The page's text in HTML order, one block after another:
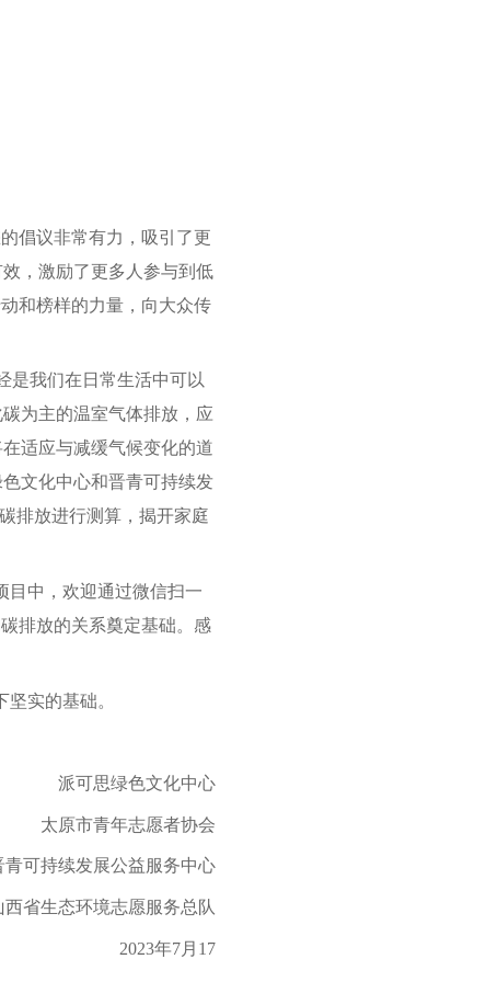
倡议非常有力，吸引了更
，激励了更多人参与到低
和榜样的力量，向大众传
我们在日常生活中可以
为主的温室气体排放，应
适应与减缓气候变化的道
文化中心和晋青可持续发
排放进行测算，揭开家庭
中，欢迎通过微信扫一
排放的关系奠定基础。感
实的基础。
派可思绿色文化中心
太原市青年志愿者协会
青可持续发展公益服务中心
西省生态环境志愿服务总队
2023年7月17